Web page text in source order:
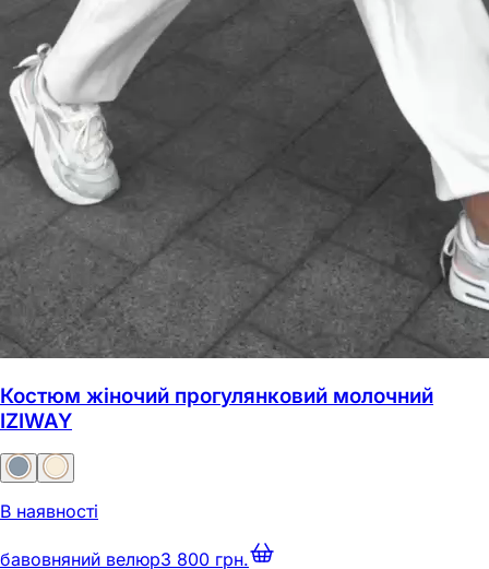
Костюм жіночий прогулянковий молочний
IZIWAY
В наявності
бавовняний велюр3 800 грн.